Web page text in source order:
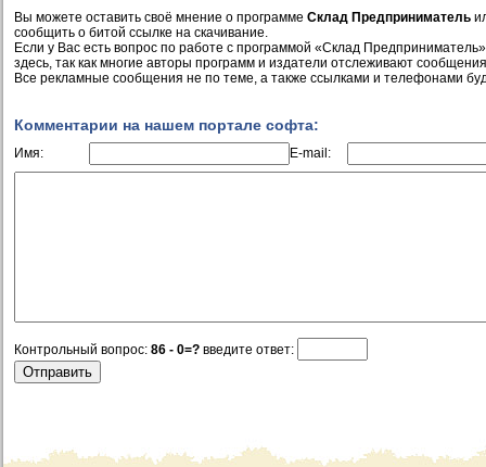
Вы можете оставить своё мнение о программе Склад Предприниматель
сообщить о битой ссылке на скачивание.
Если у Вас есть вопрос по работе с программой «Склад
здесь, так как многие авторы программ и издатели отслеживают
Все рекламные сообщения не по теме, а также ссылками и телефонами
Комментарии на нашем портале софта:
Имя: E-mail:
Контрольный вопрос: 86 - 0=? введите ответ: